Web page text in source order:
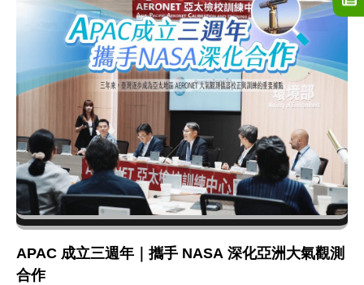
APAC 成立三週年｜攜手 NASA 深化亞洲大氣觀測
合作